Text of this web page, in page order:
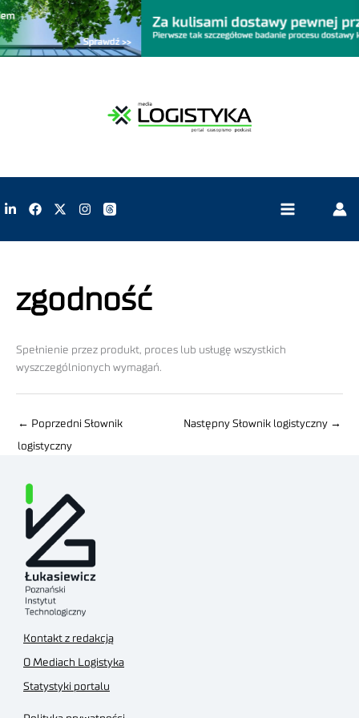
zgodność
Spełnienie przez produkt, proces lub usługę wszystkich
wyszczególnionych wymagań.
← Poprzedni Słownik
logistyczny
Następny Słownik logistyczny →
Kontakt z redakcją
O Mediach Logistyka
Statystyki portalu